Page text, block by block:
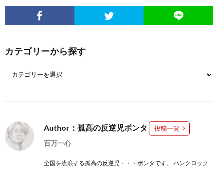
カテゴリーから探す
Author：孤高の反逆児ポンタ 投稿一覧
百万一心
全国を流浪する孤高の反逆児・・・ポンタです。 パンクロック